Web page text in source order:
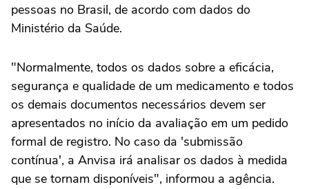
pessoas no Brasil, de acordo com dados do
Ministério da Saúde.
"Normalmente, todos os dados sobre a eficácia,
segurança e qualidade de um medicamento e todos
os demais documentos necessários devem ser
apresentados no início da avaliação em um pedido
formal de registro. No caso da 'submissão
contínua', a Anvisa irá analisar os dados à medida
que se tornam disponíveis", informou a agência.